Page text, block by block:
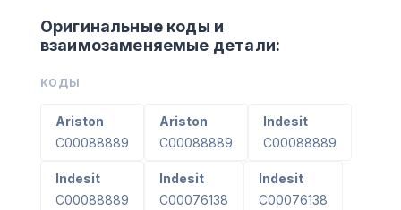
Оригинальные коды и
взаимозаменяемые детали:
КОДЫ
Ariston
C00088889
Ariston
C00088889
Indesit
C00088889
Indesit
C00088889
Indesit
C00076138
Indesit
C00076138